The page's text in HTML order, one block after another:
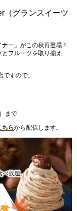
（グランスイーツ
ー」がこの秋再登場！
フルーツを取り揃え
すので、
まで
ちらから配信します。